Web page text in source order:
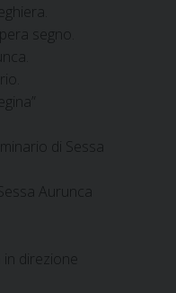
segno.
di Sessa
Aurunca
direzione